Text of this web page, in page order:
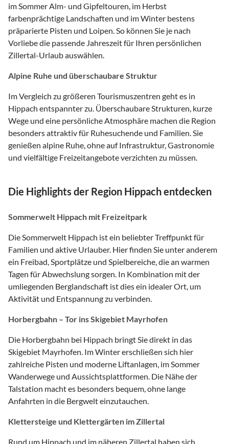
im Sommer Alm- und Gipfeltouren, im Herbst
farbenprächtige Landschaften und im Winter bestens
präparierte Pisten und Loipen. So können Sie je nach
Vorliebe die passende Jahreszeit für Ihren persönlichen
Zillertal-Urlaub auswählen.
Alpine Ruhe und überschaubare Struktur
Im Vergleich zu größeren Tourismuszentren geht es in
Hippach entspannter zu. Überschaubare Strukturen, kurze
Wege und eine persönliche Atmosphäre machen die Region
besonders attraktiv für Ruhesuchende und Familien. Sie
genießen alpine Ruhe, ohne auf Infrastruktur, Gastronomie
und vielfältige Freizeitangebote verzichten zu müssen.
Die Highlights der Region Hippach entdecken
Sommerwelt Hippach mit Freizeitpark
Die Sommerwelt Hippach ist ein beliebter Treffpunkt für
Familien und aktive Urlauber. Hier finden Sie unter anderem
ein Freibad, Sportplätze und Spielbereiche, die an warmen
Tagen für Abwechslung sorgen. In Kombination mit der
umliegenden Berglandschaft ist dies ein idealer Ort, um
Aktivität und Entspannung zu verbinden.
Horbergbahn – Tor ins Skigebiet Mayrhofen
Die Horbergbahn bei Hippach bringt Sie direkt in das
Skigebiet Mayrhofen. Im Winter erschließen sich hier
zahlreiche Pisten und moderne Liftanlagen, im Sommer
Wanderwege und Aussichtsplattformen. Die Nähe der
Talstation macht es besonders bequem, ohne lange
Anfahrten in die Bergwelt einzutauchen.
Klettersteige und Klettergärten im Zillertal
Rund um Hippach und im näheren Zillertal haben sich